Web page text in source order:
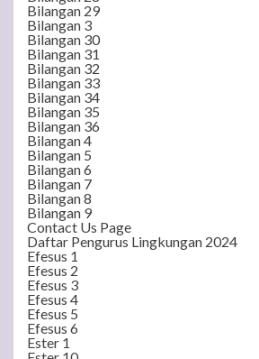
Bilangan 29
Bilangan 3
Bilangan 30
Bilangan 31
Bilangan 32
Bilangan 33
Bilangan 34
Bilangan 35
Bilangan 36
Bilangan 4
Bilangan 5
Bilangan 6
Bilangan 7
Bilangan 8
Bilangan 9
Contact Us Page
Daftar Pengurus Lingkungan 2024
Efesus 1
Efesus 2
Efesus 3
Efesus 4
Efesus 5
Efesus 6
Ester 1